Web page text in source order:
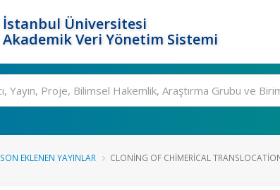
İstanbul Üniversitesi
Akademik Veri Yönetim Sistemi
SON EKLENEN YAYINLAR CLONING OF CHIMERICAL